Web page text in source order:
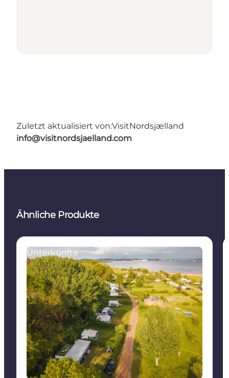
Zuletzt aktualisiert von:VisitNordsjælland
info@visitnordsjaelland.com
Ähnliche Produkte
Unterkünfte